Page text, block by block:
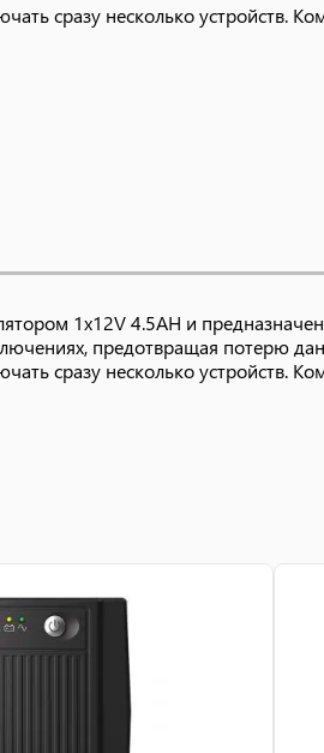
сразу несколько устройств.
1x12V 4.5AH и
предотвращая потерю
сразу несколько устройств.